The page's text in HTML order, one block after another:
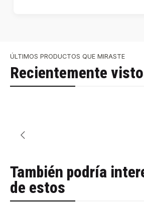
ÚLTIMOS PRODUCTOS QUE MIRASTE
Recientemente
También podría
de estos